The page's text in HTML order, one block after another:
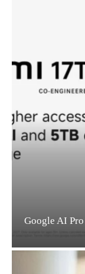
Google AI